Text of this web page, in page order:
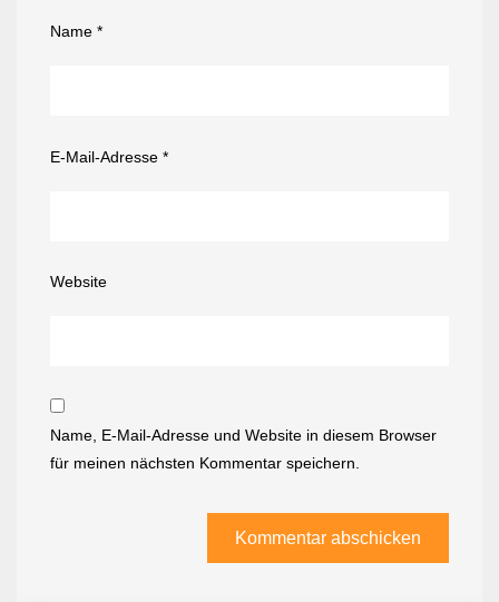
Name *
E-Mail-Adresse *
Website
Name, E-Mail-Adresse und Website in diesem Browser
für meinen nächsten Kommentar speichern.